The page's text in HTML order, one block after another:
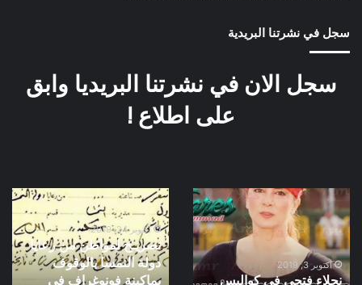
سجل في نشرتنا البريدية
سجل الان في نشرتنا البريديا وابق
على اطلاع !
نجلاء
فتحى
فى
كواليس
فيلم
المراة
أكتوبر 3, 2019
نجلاء فتحى فى كواليس
تصريـح
لمواطن
من
رعايا
دولة
النمسا
أكتوبر 24, 2019
تصريـح لمواطن من رعايا
دولة النمسا بالوقوف
بماكينة فونوغراف في